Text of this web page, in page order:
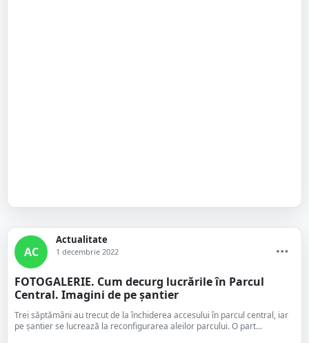
AC
Actualitate
1 decembrie 2022
FOTOGALERIE. Cum decurg lucrările în Parcul
Central. Imagini de pe șantier
Trei săptămâni au trecut de la închiderea accesului în parcul central, iar
pe șantier se lucrează la reconfigurarea aleilor parcului. O part...